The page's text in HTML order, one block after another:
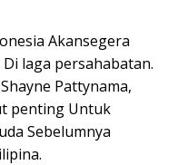
Akansegera
laga persahabatan.
Shayne Pattynama,
penting Untuk
Sebelumnya